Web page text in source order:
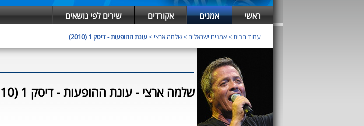
ראשי אמנים אקורדים שירים לפי נושאים
עמוד הבית>אמנים ישראלים >שלמה ארצי >עונת ההופעות - דיסק 1 (2010)
שלמה ארצי - עונת ההופעות - דיסק 1 (2010)